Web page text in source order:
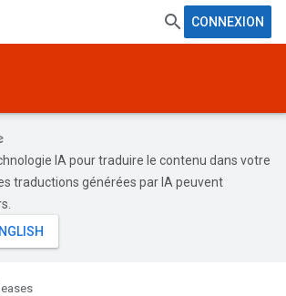
CONNEXION
IA pour traduire le contenu dans votre
traductions générées par IA peuvent